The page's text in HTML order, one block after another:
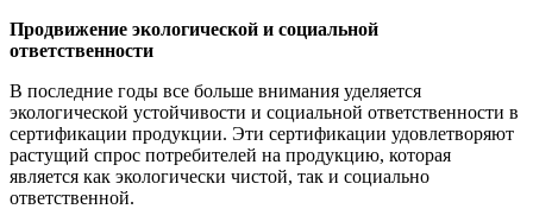
Продвижение экологической и социальной
ответственности
В последние годы все больше внимания уделяется
экологической устойчивости и социальной ответственности в
сертификации продукции. Эти сертификации удовлетворяют
растущий спрос потребителей на продукцию, которая
является как экологически чистой, так и социально
ответственной.